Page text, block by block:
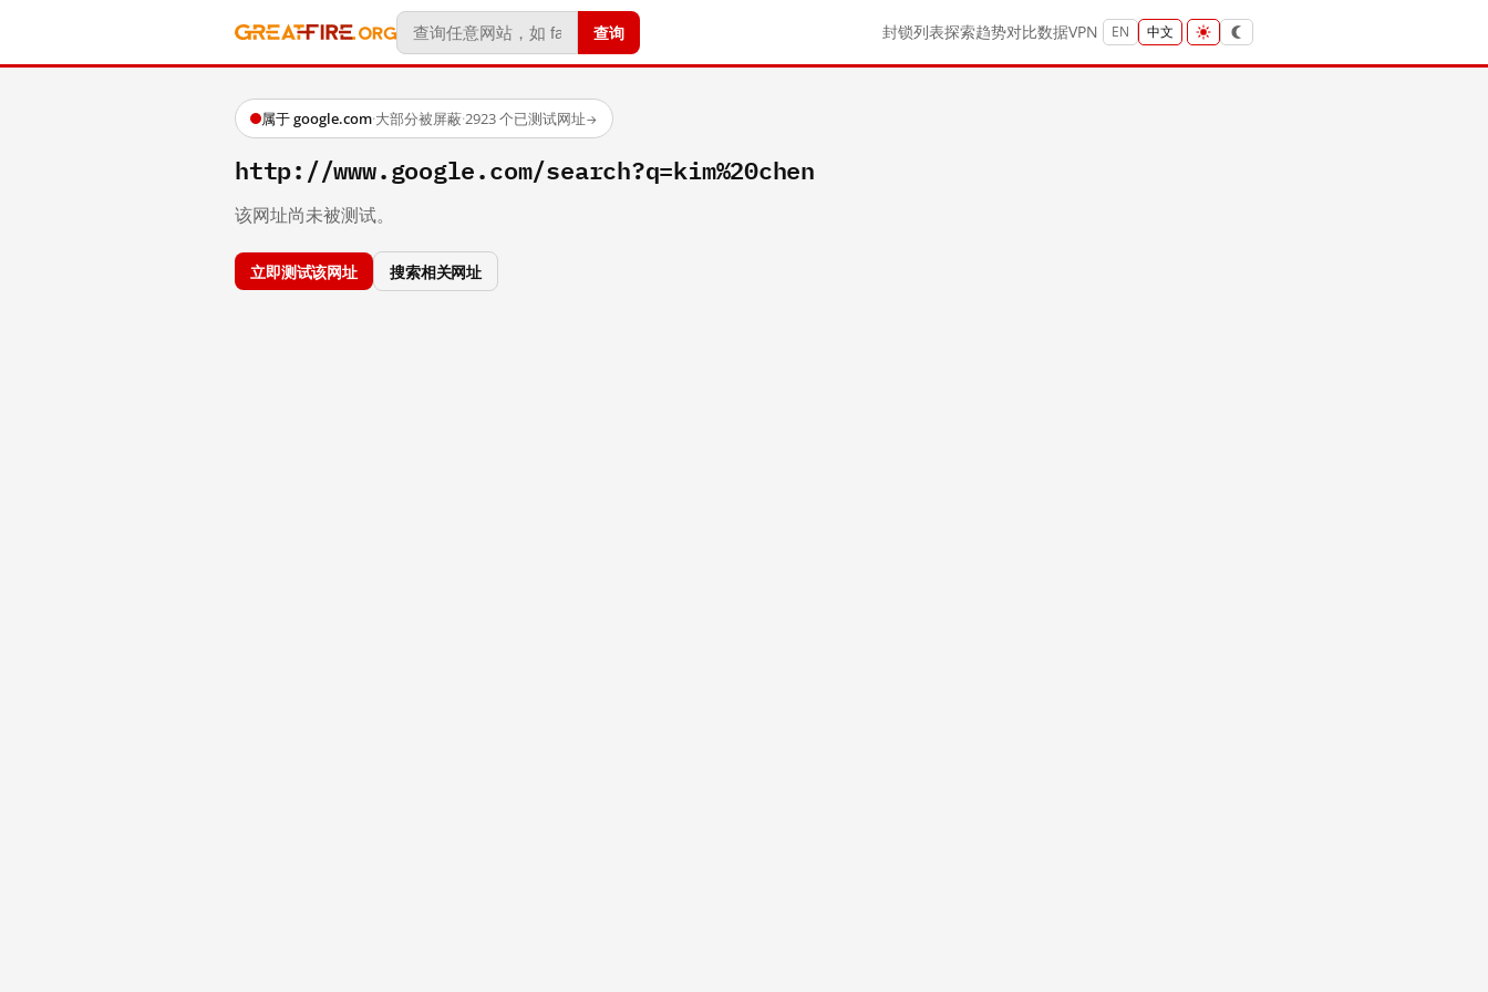
查询 封锁列表探索趋势对比数据VPN EN 中文
属于 google.com·大部分被屏蔽·2923 个已测试网址→
http://www.google.com/search?q=kim%20chen
该网址尚未被测试。
立即测试该网址 搜索相关网址